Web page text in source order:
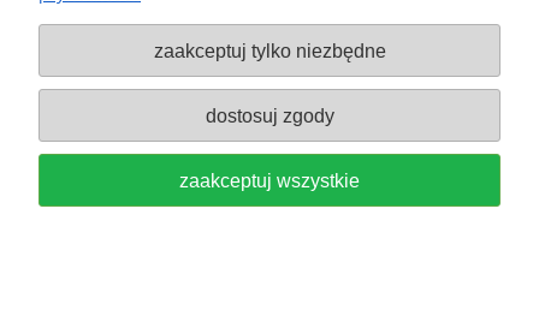
Koszulka T-Shirt SH-FT2 L z
wycięciem okrągłym, Rozmiar L
Festool FAN 577760
zaakceptuj tylko niezbędne
dostosuj zgody
zaakceptuj wszystkie